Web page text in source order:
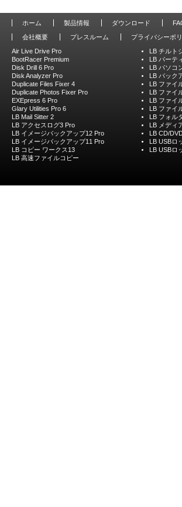
ホーム 製品情報 ダウンロード
会社概要
プレスルーム プライバシーポ
Air Live Drive Pro
BootRacer Premium
Disk Drill 6 Pro
Disk Analyzer Pro
Duplicate Files Fixer 4
Duplicate Photos Fixer Pro
EXEpress 6 Pro
Glary Utilities Pro 6
LB Mail Sitter 2
LB アクセスログ3 Pro
LB イメージバックアップ12 Pro
LB イメージバックアップ11 Pro
LB コピー ワークス13
LB 高速ファイルコピー
LB チルト
LB パーテ
LB パソコ
LB バック
LB ファイ
LB ファイ
LB ファイ
LB ファイ
LB フォル
LB メディ
LB CD/
LB USBロ
LB USBロ